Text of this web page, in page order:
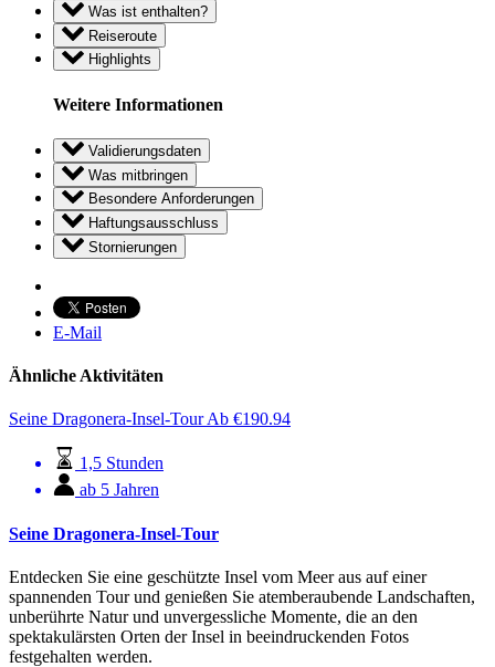
Was ist enthalten?
Reiseroute
Highlights
Weitere Informationen
Validierungsdaten
Was mitbringen
Besondere Anforderungen
Haftungsausschluss
Stornierungen
E-Mail
Ähnliche Aktivitäten
Seine Dragonera-Insel-TourAb €190.94
1,5 Stunden
ab 5 Jahren
Seine Dragonera-Insel-Tour
Entdecken Sie eine geschützte Insel vom Meer aus auf einer
spannenden Tour und genießen Sie atemberaubende Landschaften,
unberührte Natur und unvergessliche Momente, die an den
spektakulärsten Orten der Insel in beeindruckenden Fotos
festgehalten werden.